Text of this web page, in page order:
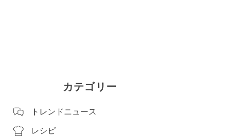
カテゴリー
トレンドニュース
レシピ